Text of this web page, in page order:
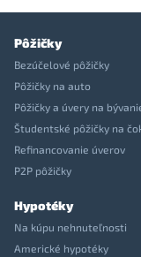
Pôžičky
Bezúčelové pôžičky
Pôžičky na auto
Pôžičky a úvery na
Študentské pôžičky na
Refinancovanie úverov
P2P pôžičky
Hypotéky
Na kúpu nehnuteľnosti
Americké hypotéky